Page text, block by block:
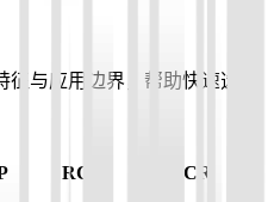
征与应用边界，帮助快速选择
RCA PCR